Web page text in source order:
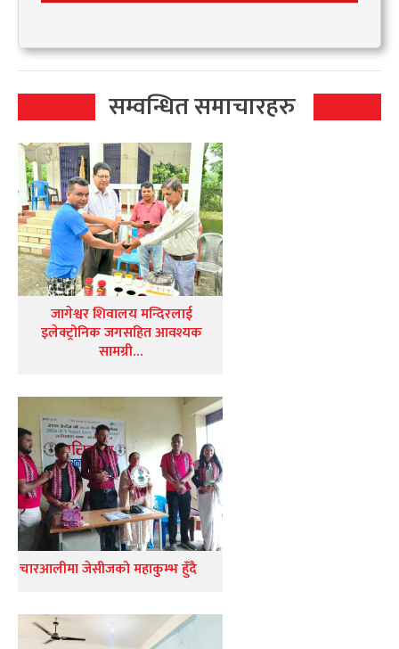
सम्वन्धित समाचारहरु
जागेश्वर शिवालय मन्दिरलाई
इलेक्ट्रोनिक जगसहित आवश्यक
सामग्री…
चारआलीमा जेसीजको महाकुम्भ हुँदै